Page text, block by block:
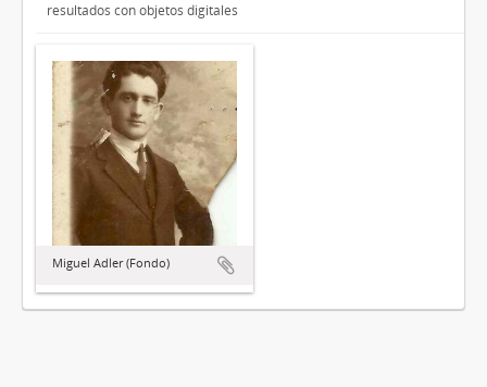
resultados con objetos digitales
Miguel Adler (Fondo)